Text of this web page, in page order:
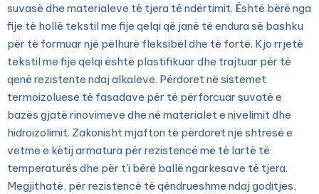
suvasë dhe materialeve të tjera të ndërtimit. Është bërë nga
fije të hollë tekstil me fije qelqi që janë të endura së bashku
për të formuar një pëlhurë fleksibël dhe të fortë. Kjo rrjetë
tekstil me fije qelqi është plastifikuar dhe trajtuar për të
qenë rezistente ndaj alkaleve. Përdoret në sistemet
termoizoluese të fasadave për të përforcuar suvatë e
bazës gjatë rinovimeve dhe në materialet e nivelimit dhe
hidroizolimit. Zakonisht mjafton të përdoret një shtresë e
vetme e këtij armatura për rezistencë më të lartë të
temperaturës dhe për t'i bërë ballë ngarkesave të tjera.
Megjithatë, për rezistencë të qëndrueshme ndaj goditjes,